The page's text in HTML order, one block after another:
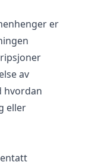
er
av
hvordan
eller